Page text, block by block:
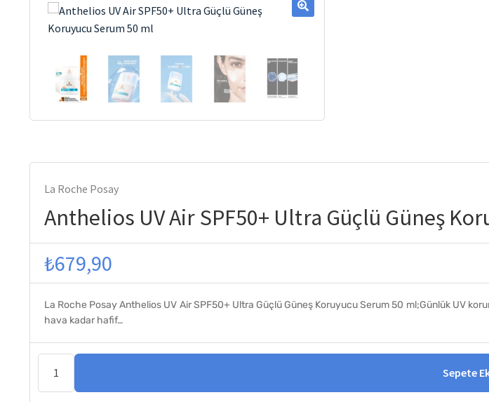
La Roche Posay
Anthelios UV Air SPF50+ Ultra Güçlü Güneş
₺679,90
La Roche Posay Anthelios UV Air SPF50+ Ultra Güçlü Güneş Koruyucu Serum 50 ml;Günlük UV
hava kadar hafif…
Anthelios
Sepete